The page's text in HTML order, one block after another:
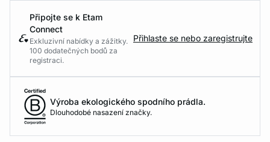
Připojte se k Etam
Connect
Exkluzivní nabídky a zážitky.
100 dodatečných bodů za
registraci.
Přihlaste se nebo zaregistrujte
Výroba ekologického spodního prádla.
Dlouhodobé nasazení značky.